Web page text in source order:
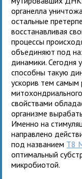
органелла
остальные
восстанавливая
процессы
объединяют под
динамики. Сегодня
способны такую
ускорив тем самым
свойствами
организме
Именно на
направлено
под названием T8
оптимальный
микробиотой.